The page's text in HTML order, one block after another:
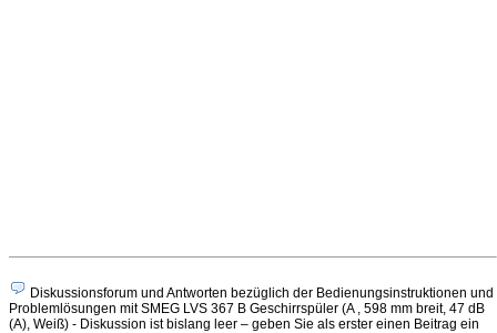
Diskussionsforum und Antworten bezüglich der Bedienungsinstruktionen und
Problemlösungen mit SMEG LVS 367 B Geschirrspüler (A , 598 mm breit, 47 dB
(A), Weiß) - Diskussion ist bislang leer – geben Sie als erster einen Beitrag ein